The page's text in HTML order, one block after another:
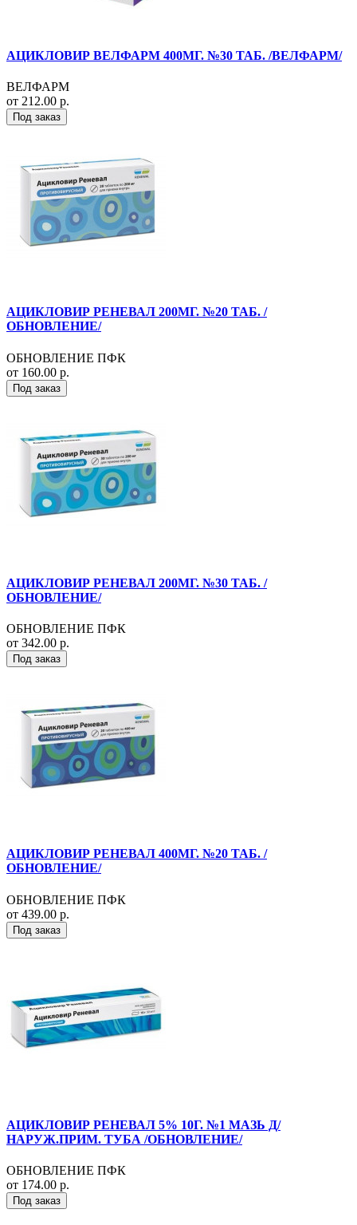
АЦИКЛОВИР ВЕЛФАРМ 400МГ. №30 ТАБ. /ВЕЛФАРМ/
ВЕЛФАРМ
от 212.00 р.
Под заказ
АЦИКЛОВИР РЕНЕВАЛ 200МГ. №20 ТАБ. /
ОБНОВЛЕНИЕ/
ОБНОВЛЕНИЕ ПФК
от 160.00 р.
Под заказ
АЦИКЛОВИР РЕНЕВАЛ 200МГ. №30 ТАБ. /
ОБНОВЛЕНИЕ/
ОБНОВЛЕНИЕ ПФК
от 342.00 р.
Под заказ
АЦИКЛОВИР РЕНЕВАЛ 400МГ. №20 ТАБ. /
ОБНОВЛЕНИЕ/
ОБНОВЛЕНИЕ ПФК
от 439.00 р.
Под заказ
АЦИКЛОВИР РЕНЕВАЛ 5% 10Г. №1 МАЗЬ Д/
НАРУЖ.ПРИМ. ТУБА /ОБНОВЛЕНИЕ/
ОБНОВЛЕНИЕ ПФК
от 174.00 р.
Под заказ